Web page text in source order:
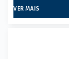
VER MAIS